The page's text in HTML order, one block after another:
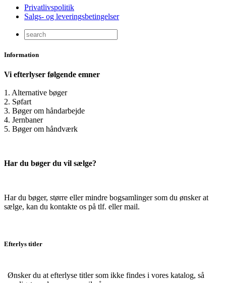
Privatlivspolitik
Salgs- og leveringsbetingelser
Information
Vi efterlyser følgende emner
1. Alternative bøger
2. Søfart
3. Bøger om håndarbejde
4. Jernbaner
5. Bøger om håndværk
Har du bøger du vil sælge?
Har du bøger, større eller mindre bogsamlinger som du ønsker at
sælge, kan du kontakte os på tlf. eller mail.
Efterlys titler
Ønsker du at efterlyse titler som ikke findes i vores katalog, så